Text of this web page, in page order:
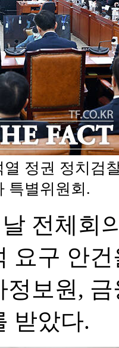
정권 정치검
특별위원회.
전체회
요구 안
정보원,
받았다.